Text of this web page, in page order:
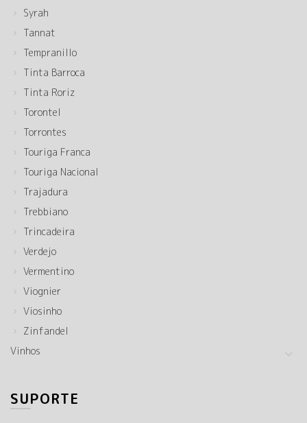
Syrah
Tannat
Tempranillo
Tinta Barroca
Tinta Roriz
Torontel
Torrontes
Touriga Franca
Touriga Nacional
Trajadura
Trebbiano
Trincadeira
Verdejo
Vermentino
Viognier
Viosinho
Zinfandel
Vinhos
SUPORTE